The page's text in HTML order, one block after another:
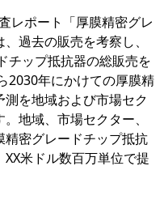
レポート「厚膜精密グレ
過去の販売を考察し、
チップ抵抗器の総販売を
2030年にかけての厚膜精
を地域および市場セク
地域、市場セクター、
密グレードチップ抵抗
米ドル数百万単位で提